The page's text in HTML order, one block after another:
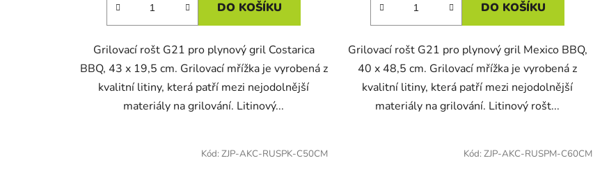
DO KOŠÍKU
Grilovací rošt G21 pro plynový gril Costarica
BBQ, 43 x 19,5 cm. Grilovací mřížka je vyrobená z
kvalitní litiny, která patří mezi nejodolnější
materiály na grilování. Litinový...
DO KOŠÍKU
Grilovací rošt G21 pro plynový gril Mexico BBQ,
40 x 48,5 cm. Grilovací mřížka je vyrobená z
kvalitní litiny, která patří mezi nejodolnější
materiály na grilování. Litinový rošt...
Kód:ZJP-AKC-RUSPK-C50CM Kód: ZJP-AKC-RUSPM-C60CM